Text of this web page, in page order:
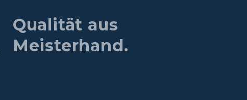
Qualität aus
Meisterhand.